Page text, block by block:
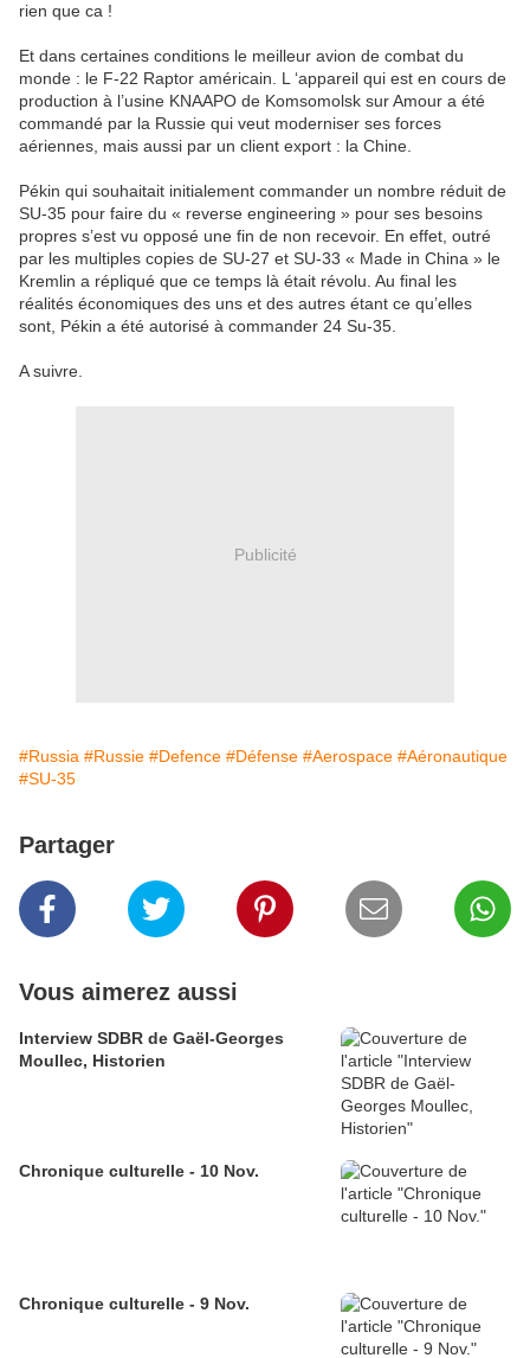
rien que ca !
Et dans certaines conditions le meilleur avion de combat du
monde : le F-22 Raptor américain. L ‘appareil qui est en cours de
production à l’usine KNAAPO de Komsomolsk sur Amour a été
commandé par la Russie qui veut moderniser ses forces
aériennes, mais aussi par un client export : la Chine.
Pékin qui souhaitait initialement commander un nombre réduit de
SU-35 pour faire du « reverse engineering » pour ses besoins
propres s’est vu opposé une fin de non recevoir. En effet, outré
par les multiples copies de SU-27 et SU-33 « Made in China » le
Kremlin a répliqué que ce temps là était révolu. Au final les
réalités économiques des uns et des autres étant ce qu’elles
sont, Pékin a été autorisé à commander 24 Su-35.
A suivre.
Publicité
#Russia #Russie #Defence #Défense #Aerospace #Aéronautique
#SU-35
Partager
Vous aimerez aussi
Interview SDBR de Gaël-Georges
Moullec, Historien
Chronique culturelle - 10 Nov.
Chronique culturelle - 9 Nov.